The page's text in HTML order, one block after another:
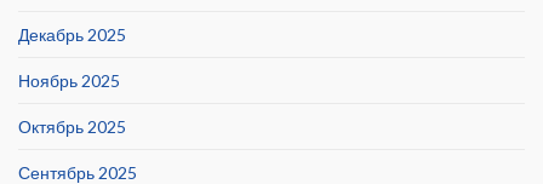
Декабрь 2025
Ноябрь 2025
Октябрь 2025
Сентябрь 2025